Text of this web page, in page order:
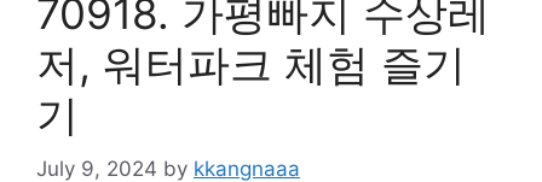
70918. 가평빠지 수상레
저, 워터파크 체험 즐기
기
July 9, 2024 by kkangnaaa